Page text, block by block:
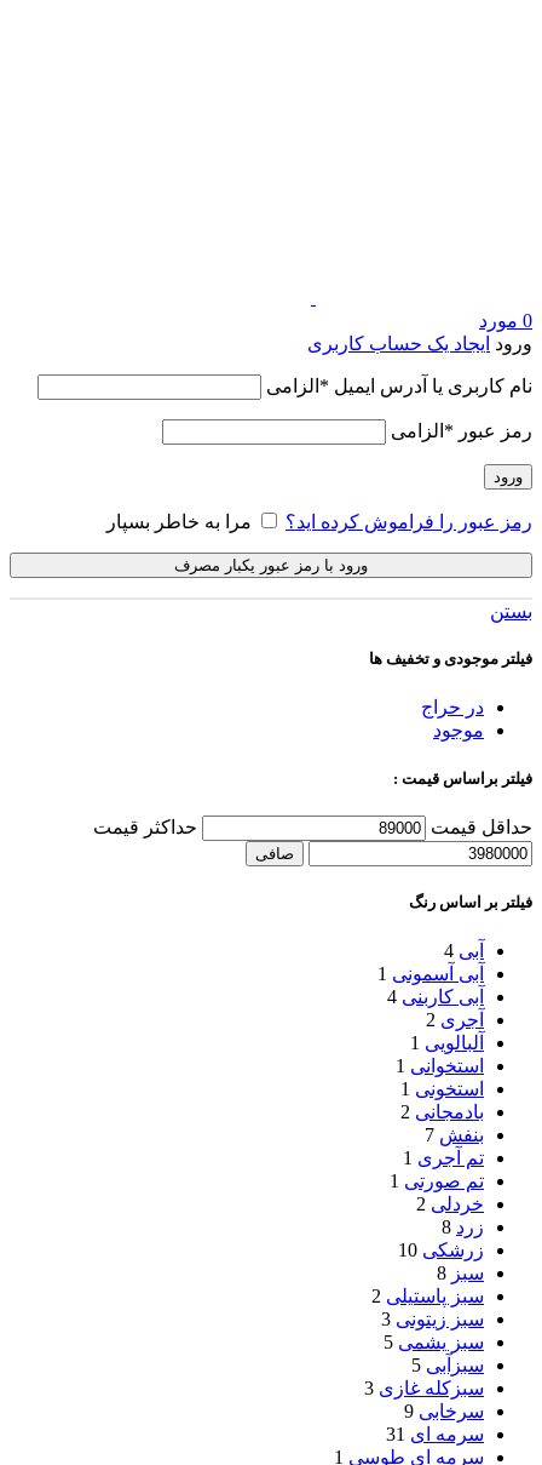
0 مورد
ورود ایجاد یک حساب کاربری
نام کاربری یا آدرس ایمیل * الزامی
رمز عبور * الزامی
ورود
رمز عبور را فراموش کرده اید؟ مرا به خاطر بسپار
ورود با رمز عبور یکبار مصرف
بستن
فیلتر موجودی و تخفیف ها
در حراج
موجود
فیلتر براساس قیمت :
حداقل قیمت حداكثر قيمت
صافی
فیلتر بر اساس رنگ
آبی 4
آبی آسمونی 1
آبی کاربنی 4
آجری 2
آلبالویی 1
استخوانی 1
استخونی 1
بادمجانی 2
بنفش 7
تم آجری 1
تم صورتی 1
خردلی 2
زرد 8
زرشکی 10
سبز 8
سبز پاستیلی 2
سبز زیتونی 3
سبز یشمی 5
سبزآبی 5
سبزکله غازی 3
سرخابی 9
سرمه ای 31
سرمه ای طوسی 1